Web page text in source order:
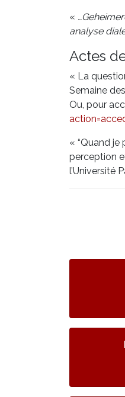
«
analyse
Actes
« La
Semaine
Ou, pour
« “Quand
perception
l’Université